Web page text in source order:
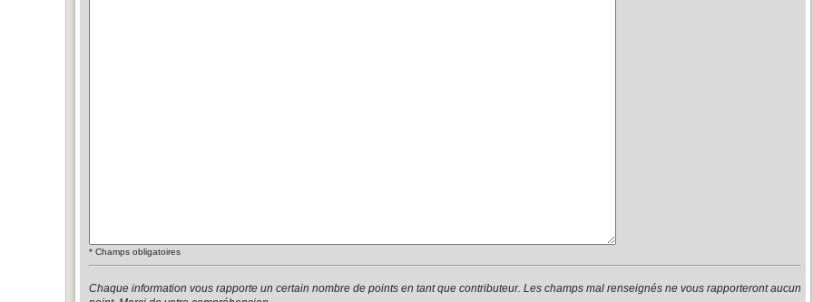
* Champs obligatoires
Chaque information vous rapporte un certain nombre de points en tant que contributeur. Les champs mal renseignés ne vous rapporteront aucun